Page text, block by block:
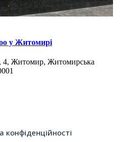
у Житомирі
4, Житомир, Житомирська
конфіденційності